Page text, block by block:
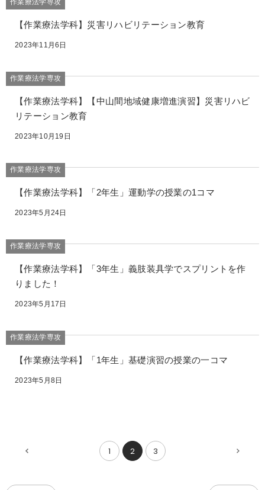
作業療法学専攻
【作業療法学科】災害リハビリテーション教育
2023年11月6日
作業療法学専攻
【作業療法学科】【中山間地域健康増進演習】災害リハビ
リテーション教育
2023年10月19日
作業療法学専攻
【作業療法学科】「2年生」運動学の授業の1コマ
2023年5月24日
作業療法学専攻
【作業療法学科】「3年生」義肢装具学でスプリントを作
りました！
2023年5月17日
作業療法学専攻
【作業療法学科】「1年生」基礎演習の授業の一コマ
2023年5月8日
前
へ
次
へ
1 2 3